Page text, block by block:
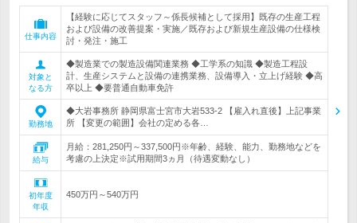
仕事内容
【経験に応じてスタッフ～係長候補として採用】既存の生産工程
および設備の改善提案・実施／既存および新規生産設備の仕様検
討・発注・施工
対象と
なる方
◆製造業での製造設備関連業務 ◆工学系の知識 ◆製造工程設
計、生産システムと設備の連携業務、設備導入・立上げ経験 ◆高
卒以上 ◆要普通自動車免許
勤務地
◆大岩事務所 静岡県富士宮市大岩533-2 【雇入れ直後】上記事業
所 【変更の範囲】会社の定める各…
給与
月給：281,250円～337,500円※年齢、経験、能力、勤務地などを
考慮の上決定※試用期間3ヵ月（待遇変動なし）
初年度
年収
450万円～540万円